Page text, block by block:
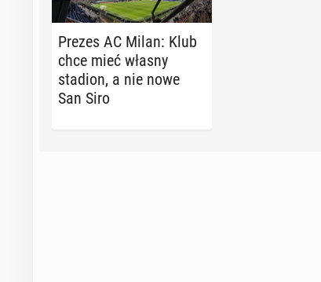
Prezes AC Milan: Klub
chce mieć własny
stadion, a nie nowe
San Siro